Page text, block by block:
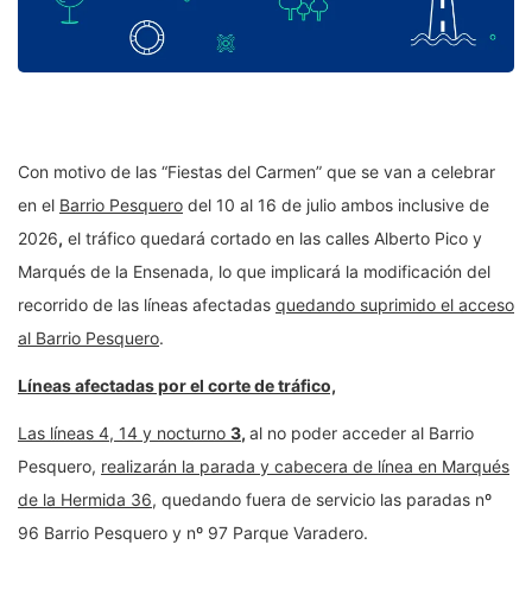
Con motivo de las “Fiestas del Carmen” que se van a celebrar
en el Barrio Pesquero del 10 al 16 de julio ambos inclusive de
2026, el tráfico quedará cortado en las calles Alberto Pico y
Marqués de la Ensenada, lo que implicará la modificación del
recorrido de las líneas afectadas quedando suprimido el acceso
al Barrio Pesquero.
Líneas afectadas por el corte de tráfico,
Las líneas 4, 14 y nocturno 3, al no poder acceder al Barrio
Pesquero, realizarán la parada y cabecera de línea en Marqués
de la Hermida 36, quedando fuera de servicio las paradas nº
96 Barrio Pesquero y nº 97 Parque Varadero.